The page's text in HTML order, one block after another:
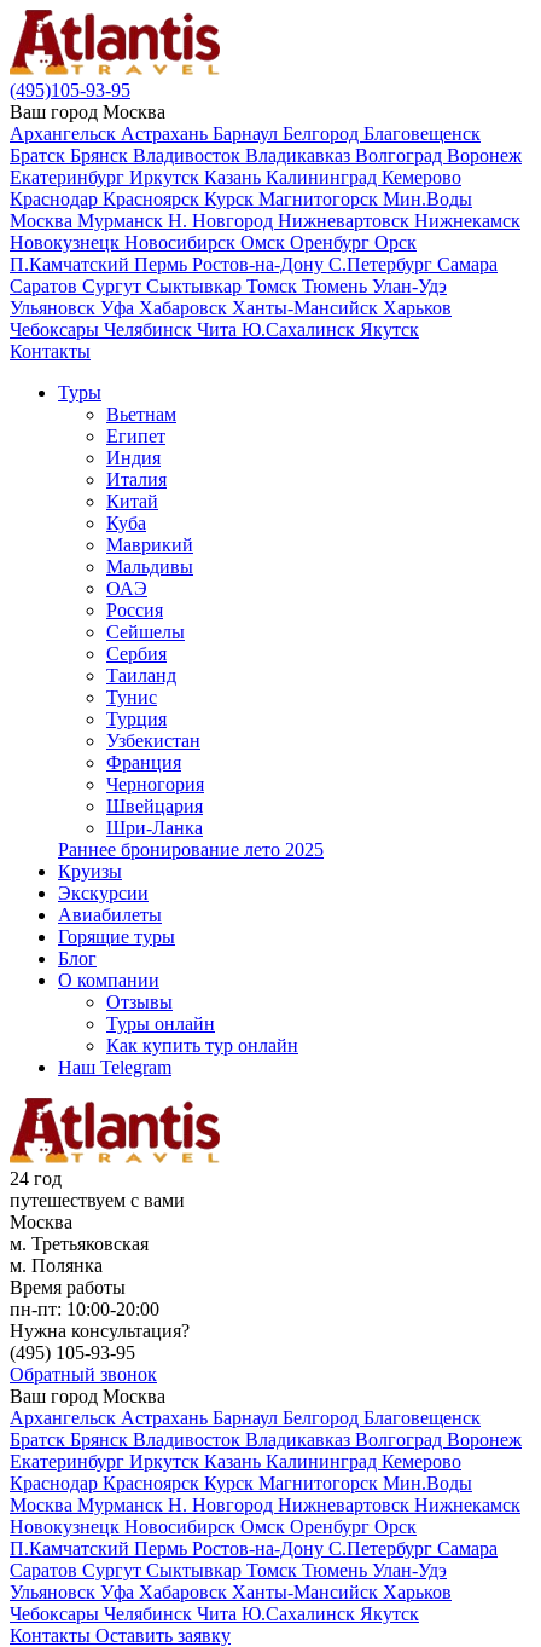
(495)105-93-95
Ваш город Москва
Архангельск Астрахань Барнаул Белгород Благовещенск
Братск Брянск Владивосток Владикавказ Волгоград Воронеж
Екатеринбург Иркутск Казань Калининград Кемерово
Краснодар Красноярск Курск Магнитогорск Мин.Воды
Москва Мурманск Н. Новгород Нижневартовск Нижнекамск
Новокузнецк Новосибирск Омск Оренбург Орск
П.Камчатский Пермь Ростов-на-Дону С.Петербург Самара
Саратов Сургут Сыктывкар Томск Тюмень Улан-Удэ
Ульяновск Уфа Хабаровск Ханты-Мансийск Харьков
Чебоксары Челябинск Чита Ю.Сахалинск Якутск
Контакты
Туры
Вьетнам
Египет
Индия
Италия
Китай
Куба
Маврикий
Мальдивы
ОАЭ
Россия
Сейшелы
Сербия
Таиланд
Тунис
Турция
Узбекистан
Франция
Черногория
Швейцария
Шри-Ланка
Раннее бронирование лето 2025
Круизы
Экскурсии
Авиабилеты
Горящие туры
Блог
О компании
Отзывы
Туры онлайн
Как купить тур онлайн
Наш Telegram
24 год
путешествуем с вами
Москва
м. Третьяковская
м. Полянка
Время работы
пн-пт: 10:00-20:00
Нужна консультация?
(495) 105-93-95
Обратный звонок
Ваш город Москва
Архангельск Астрахань Барнаул Белгород Благовещенск
Братск Брянск Владивосток Владикавказ Волгоград Воронеж
Екатеринбург Иркутск Казань Калининград Кемерово
Краснодар Красноярск Курск Магнитогорск Мин.Воды
Москва Мурманск Н. Новгород Нижневартовск Нижнекамск
Новокузнецк Новосибирск Омск Оренбург Орск
П.Камчатский Пермь Ростов-на-Дону С.Петербург Самара
Саратов Сургут Сыктывкар Томск Тюмень Улан-Удэ
Ульяновск Уфа Хабаровск Ханты-Мансийск Харьков
Чебоксары Челябинск Чита Ю.Сахалинск Якутск
Контакты Оставить заявку